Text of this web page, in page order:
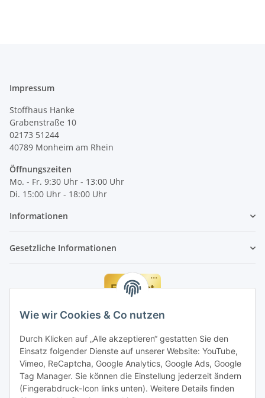
Wie wir Cookies & Co nutzen
Durch Klicken auf „Alle akzeptieren“ gestatten Sie den
Einsatz folgender Dienste auf unserer Website: YouTube,
Vimeo, ReCaptcha, Google Analytics, Google Ads, Google
Tag Manager. Sie können die Einstellung jederzeit ändern
(Fingerabdruck-Icon links unten). Weitere Details finden
Impressum
Stoffhaus Hanke
Grabenstraße 10
02173 51244
40789 Monheim am Rhein
Öffnungszeiten
Mo. - Fr. 9:30 Uhr - 13:00 Uhr
Di. 15:00 Uhr - 18:00 Uhr
Informationen
Gesetzliche Informationen